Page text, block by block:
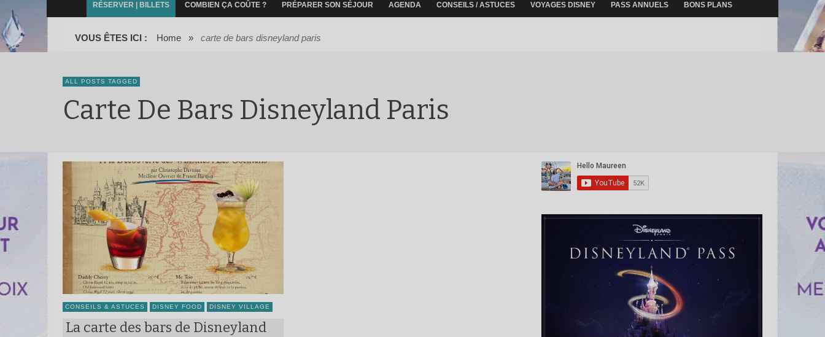
RÉSERVER | BILLETS COMBIEN ÇA COÛTE ? PRÉPARER SON SÉJOUR AGENDA CONSEILS / ASTUCES VOYAGES DISNEY PASS ANNUELS BONS PLANS
VOUS ÊTES ICI : Home » carte de bars disneyland paris
ALL POSTS TAGGED
Carte De Bars Disneyland Paris
CONSEILS & ASTUCES DISNEY FOOD DISNEY VILLAGE
La carte des bars de Disneyland